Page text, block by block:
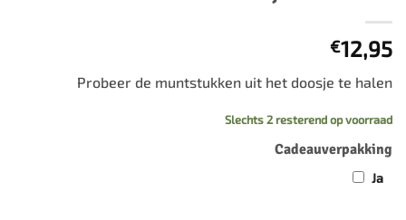
€12,95
Probeer de muntstukken uit het doosje te halen
Slechts 2 resterend op voorraad
Cadeauverpakking
Ja